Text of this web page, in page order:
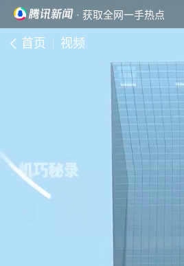
· 获取全网一手热点
首页 视频